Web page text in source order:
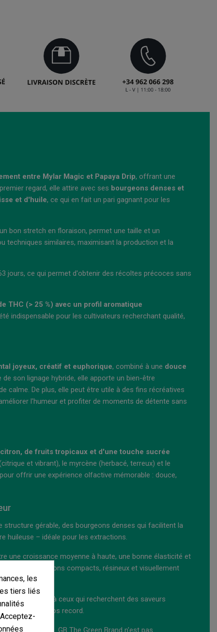
entre Mylar Magic et Papaya Drip, offrant une
regard, elle attire avec ses bourgeons denses et
et d'huile, ce qui en fait un pari gagnant pour les
bon stretch en floraison, permet une taille et un
techniques similaires, maximisant la production et la
jours, ce qui permet d'obtenir des récoltes précoces sans
THC (> 25 %) avec un profil aromatique
indispensable pour les cultivateurs recherchant qualité,
joyeux, créatif et euphorique, combiné à une douce
son lignage hybride, elle apporte un bien-être
calme. De plus, elle peut être utile à des fins récréatives
l'humeur et profiter de moments de détente sans
de fruits tropicaux et d'une touche sucrée
et vibrant), le myrcène (herbacé, terreux) et le
offrir une expérience olfactive mémorable : douce,
structure gérable, des bourgeons denses qui facilitent la
huileuse – idéale pour les extractions.
une croissance moyenne à haute, une bonne élasticité et
des bourgeons compacts, résineux et visuellement
uniforme.
qu'à ceux qui recherchent des saveurs
en un temps record.
de collection. GB The Green Brand n'est pas
les
tiers liés